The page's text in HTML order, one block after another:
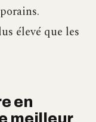
élevé que les
en
meilleur